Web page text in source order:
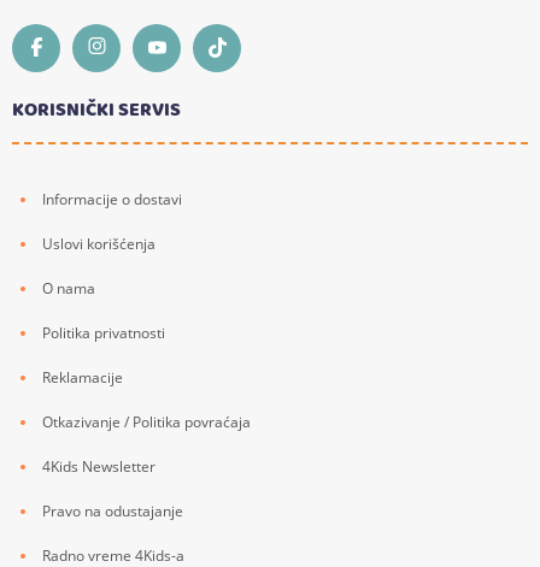
KORISNIČKI SERVIS
Informacije o dostavi
Uslovi korišćenja
O nama
Politika privatnosti
Reklamacije
Otkazivanje / Politika povraćaja
4Kids Newsletter
Pravo na odustajanje
Radno vreme 4Kids-a